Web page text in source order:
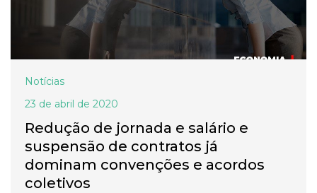
Notícias
23 de abril de 2020
Redução de jornada e salário e
suspensão de contratos já
dominam convenções e acordos
coletivos